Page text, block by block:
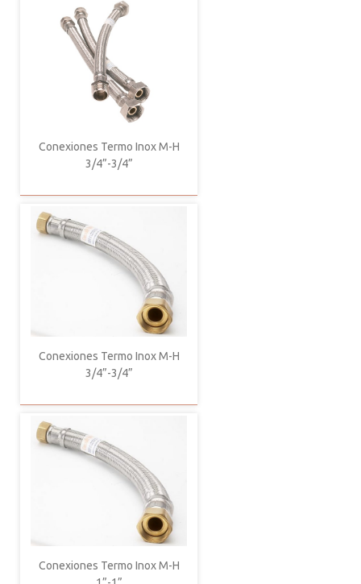
Conexiones Termo Inox M-H
3/4”-3/4”
Conexiones Termo Inox M-H
3/4”-3/4”
Conexiones Termo Inox M-H